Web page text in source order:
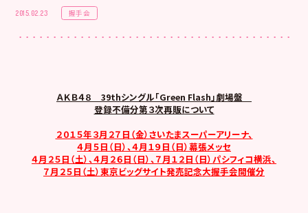
2015.02.23 握手会
ＡＫＢ４８ 39thシングル「Green Flash」劇場盤
登録不備分第３次再販について
２０１５年３月２７日（金）さいたまスーパーアリーナ、
４月５日（日）、４月１９日（日）幕張メッセ
４月２５日（土）、４月２６日（日）、７月１２日（日）パシフィコ横浜、
７月２５日（土）東京ビッグサイト発売記念大握手会開催分